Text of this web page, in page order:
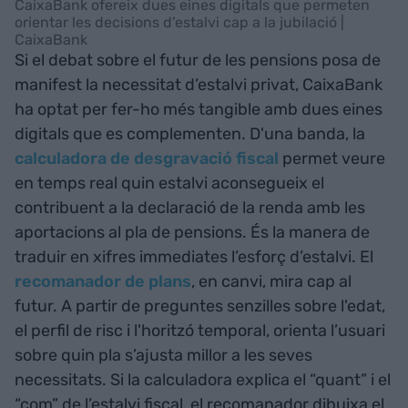
CaixaBank ofereix dues eines digitals que permeten
orientar les decisions d’estalvi cap a la jubilació |
CaixaBank
Si el debat sobre el futur de les pensions posa de
manifest la necessitat d’estalvi privat, CaixaBank
ha optat per fer-ho més tangible amb dues eines
digitals que es complementen. D'una banda, la
calculadora de desgravació fiscal permet veure
en temps real quin estalvi aconsegueix el
contribuent a la declaració de la renda amb les
aportacions al pla de pensions. És la manera de
traduir en xifres immediates l’esforç d’estalvi. El
recomanador de plans, en canvi, mira cap al
futur. A partir de preguntes senzilles sobre l'edat,
el perfil de risc i l'horitzó temporal, orienta l’usuari
sobre quin pla s’ajusta millor a les seves
necessitats. Si la calculadora explica el “quant” i el